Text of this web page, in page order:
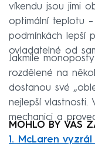
víkendu jsou jimi
optimální teplotu
podmínkách lepší
ovladatelné od
Jakmile
rozdělené na
dostanou své
nejlepší
mechanici a
MOHLO BY VÁS
1. McLaren